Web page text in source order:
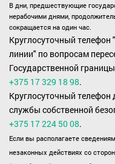
В дни, предшествующие
нерабочими днями,
сокращается на один час.
Круглосуточный телефон
линии" по вопросам
Государственной
+375 17 329 18 98.
Круглосуточный телефон
службы собственной
+375 17 224 50 08.
Если вы располагаете
незаконных действиях со